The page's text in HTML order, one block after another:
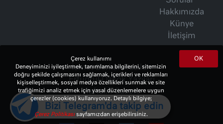
Hakkımızda
Künye
İletişim
İsmet Berkan Yazıları
Ertuğrul Özkök Yazıları
Haftalık Gazete
OK
Çerez kullanımı
Deneyiminizi iyileştirmek, tanımlama bilgilerini, sitemizin
doğru şekilde çalışmasını sağlamak, içerikleri ve reklamları
kişiselleştirmek, sosyal medya özellikleri sunmak ve site
trafiğimizi analiz etmek için yasal düzenlemelere uygun
çerezler (cookies) kullanıyoruz. Detaylı bilgiye;
Çerez Politikasısayfamızdan erişebilirsiniz.
Bizi Telegram'da takip edin